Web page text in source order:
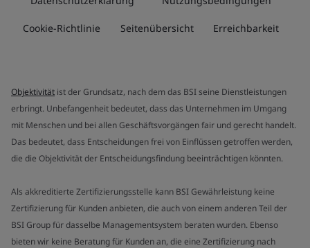
Cookie-Richtlinie Seitenübersicht Erreichbarkeit
Objektivität ist der Grundsatz, nach dem das BSI seine Dienstleistungen
erbringt. Unbefangenheit bedeutet, dass das Unternehmen im Umgang
mit Menschen und bei allen Geschäftsvorgängen fair und gerecht handelt.
Das bedeutet, dass Entscheidungen frei von Einflüssen getroffen werden,
die die Objektivität der Entscheidungsfindung beeinträchtigen könnten.
Als akkreditierte Zertifizierungsstelle kann BSI Gewährleistung keine
Zertifizierung für Kunden anbieten, die auch von einem anderen Teil der
BSI Group für dasselbe Managementsystem beraten wurden. Ebenso
bieten wir keine Beratung für Kunden an, die eine Zertifizierung nach